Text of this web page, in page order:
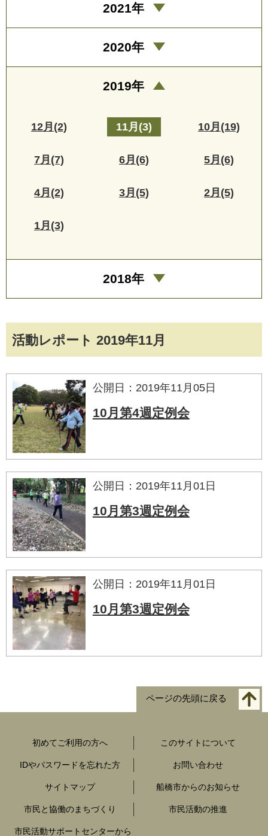
活動レポート 2019年11月
公開日：2019年11月05日
10月第4週定例会
公開日：2019年11月01日
10月第3週定例会
公開日：2019年11月01日
10月第3週定例会
2021年
2020年
2019年
12月(2) 11月(3) 10月(19)
7月(7) 6月(6) 5月(6)
4月(2) 3月(5) 2月(5)
1月(3)
2018年
ページの先頭に戻る
初めてご利用の方へ このサイトについて
IDやパスワードを忘れた方 お問い合わせ
サイトマップ 船橋市からのお知らせ
市民と協働のまちづくり 市民活動の推進
市民活動サポートセンターから